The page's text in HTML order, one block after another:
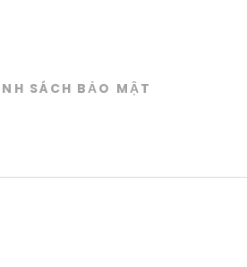
SÁCH BẢO MẬT